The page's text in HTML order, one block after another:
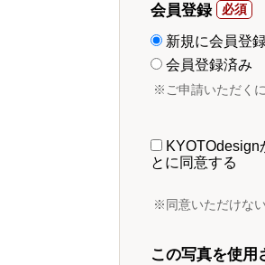
会員登録
新規に会員登
会員登録済み
※ご申請いただく
KYOTOdesign
とに同意する
※同意いただけな
この写真を使用